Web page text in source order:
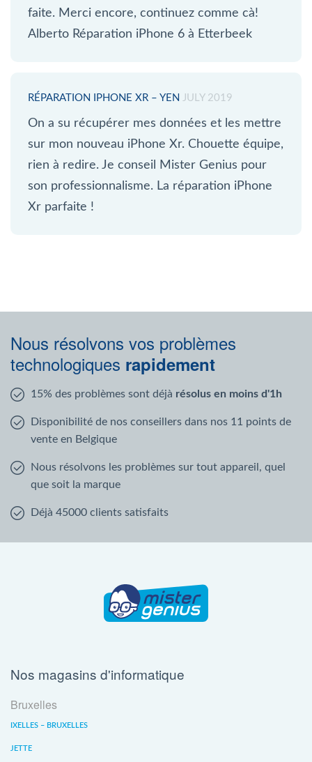
faite. Merci encore, continuez comme cà!
Alberto Réparation iPhone 6 à Etterbeek
RÉPARATION IPHONE XR – YEN JULY 2019
On a su récupérer mes données et les mettre
sur mon nouveau iPhone Xr. Chouette équipe,
rien à redire. Je conseil Mister Genius pour
son professionnalisme. La réparation iPhone
Xr parfaite !
Nous résolvons vos problèmes
technologiques rapidement
15% des problèmes sont déjà résolus en moins d'1h
Disponibilité de nos conseillers dans nos 11 points de
vente en Belgique
Nous résolvons les problèmes sur tout appareil, quel
que soit la marque
Déjà 45000 clients satisfaits
Nos magasins d'informatique
Bruxelles
IXELLES – BRUXELLES
JETTE